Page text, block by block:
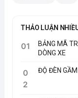
THẢO LUẬN
01
BẢNG MÃ
DÒNG XE
0
2
ĐỘ ĐÈN